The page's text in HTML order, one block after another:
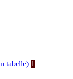
tabelle) 1